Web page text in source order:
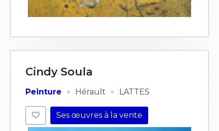
Cindy Soula
Peinture · Hérault · LATTES
Ses œuvres à la vente